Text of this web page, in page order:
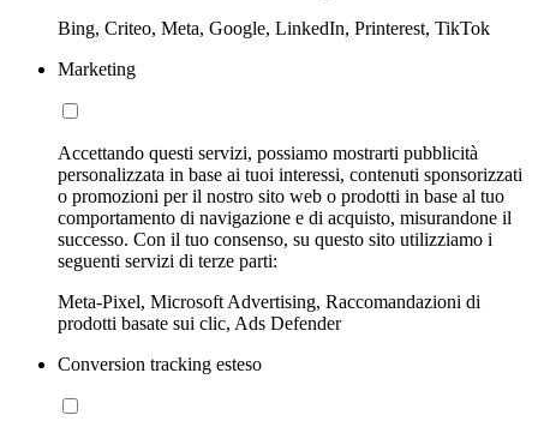
Bing, Criteo, Meta, Google, LinkedIn, Printerest, TikTok
Marketing
Accettando questi servizi, possiamo mostrarti pubblicità
personalizzata in base ai tuoi interessi, contenuti sponsorizzati
o promozioni per il nostro sito web o prodotti in base al tuo
comportamento di navigazione e di acquisto, misurandone il
successo. Con il tuo consenso, su questo sito utilizziamo i
seguenti servizi di terze parti:
Meta-Pixel, Microsoft Advertising, Raccomandazioni di
prodotti basate sui clic, Ads Defender
Conversion tracking esteso